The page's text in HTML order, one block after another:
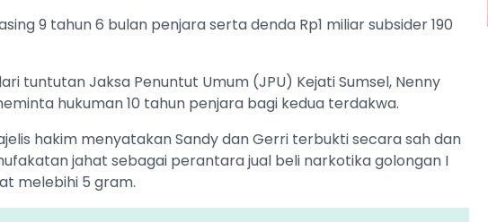
9 tahun 6 bulan penjara serta denda Rp1 miliar subsider 190
tuntutan Jaksa Penuntut Umum (JPU) Kejati Sumsel, Nenny
hukuman 10 tahun penjara bagi kedua terdakwa.
hakim menyatakan Sandy dan Gerri terbukti secara sah dan
jahat sebagai perantara jual beli narkotika golongan I
melebihi 5 gram.